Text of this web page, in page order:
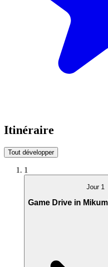
Itinéraire
Tout développer
1
Jour 1
Game Drive in